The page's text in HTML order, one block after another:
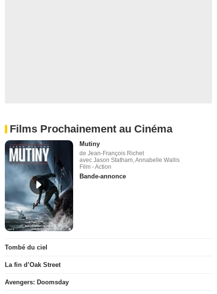
Films Prochainement au Cinéma
Mutiny
de Jean-François Richet
avec Jason Statham, Annabelle Wallis
Film - Action
Bande-annonce
Tombé du ciel
La fin d’Oak Street
Avengers: Doomsday